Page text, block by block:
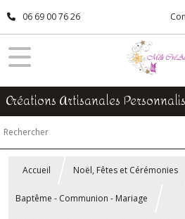
06 69 00 76 26
Créations Artisanales
Accueil Noël, Fêtes et Cérémonies
Baptême - Communion - Mariage